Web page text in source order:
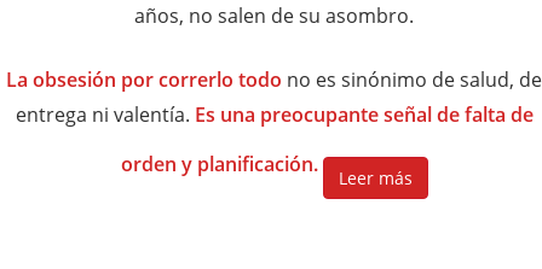
años, no salen de su asombro.
La obsesión por correrlo todo no es sinónimo de salud, de
entrega ni valentía. Es una preocupante señal de falta de
orden y planificación.
Leer más